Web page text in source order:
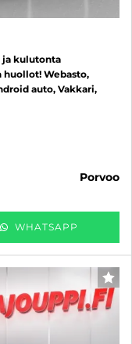
ja kulutonta
Webasto,
auto, Vakkari,
porvoo
WHATSAPP